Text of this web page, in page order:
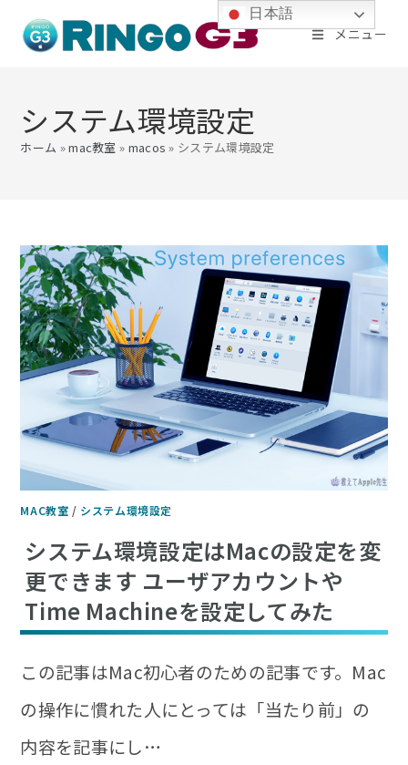
メニュー
システム環境設定
ホーム »mac教室 » macos » システム環境設定
MAC教室 / システム環境設定
システム環境設定はMacの設定を変
更できます ユーザアカウントや
Time Machineを設定してみた
この記事はMac初心者のための記事です。Mac
の操作に慣れた人にとっては「当たり前」の
内容を記事にし…
日本語